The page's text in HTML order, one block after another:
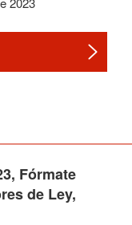
Fórmate
de Ley,